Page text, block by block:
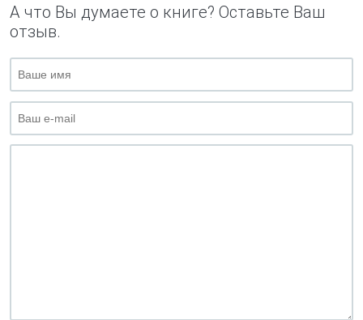
А что Вы думаете о книге? Оставьте Ваш
отзыв.